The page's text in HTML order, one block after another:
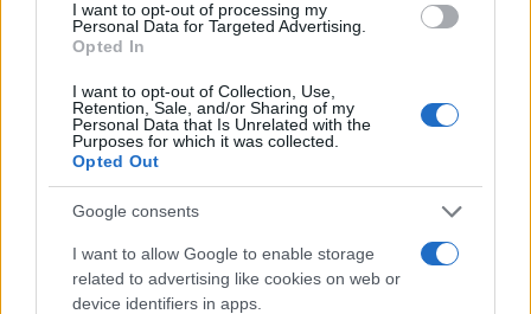
I want to opt-out of processing my
Personal Data for Targeted Advertising.
Opted In
I want to opt-out of Collection, Use,
Retention, Sale, and/or Sharing of my
Personal Data that Is Unrelated with the
Purposes for which it was collected.
Opted Out
Google consents
I want to allow Google to enable storage
related to advertising like cookies on web or
device identifiers in apps.
Bianca Marchesi
Bianca Marchesi ha pubblicato un’inchiesta
Genova a rilasciare verbali, sostenendo una
posizione editoriale provocatoria sulle
politiche urbane. Editorialista urbana,